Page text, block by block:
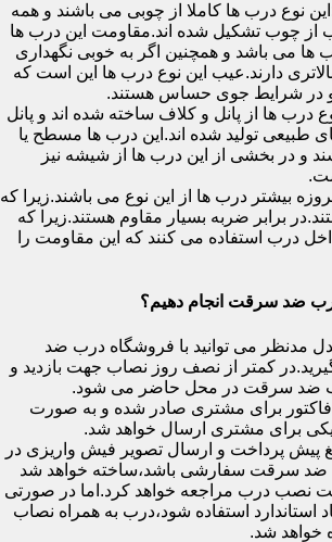
نوع درب ها کاملا از چوبی می باشند و همه
چوب تشکیل شده اند.مقاومت این درب ها
ها می باشد و همچنین اگر به خوبی نگهداری
دارند.عیب این نوع درب ها این است که
و در شرایط جوی حساس هستند.
درب ها از پانل و کلاف ساخته شده اند و پانل
طبیعی تولید شده اند.این درب ها مسطح یا
و در بخشی از این درب ها از شیشه نیز
بیشتر درب ها از این نوع می باشند.زیرا که
برابر ضربه بسیار مقاوم هستند.زیرا که
درب استفاده می کنند که این مقاومت را
درب ضد سرقت انجام دهیم؟
مدنظر می توانید با فروشگاه درب ضد
کمتر از نصف روز نصاب جهت بازدید و
ضد سرقت در محل حاضر می شود.
برای مشتری صادر شده و به صورت
برای مشتری ارسال خواهد شد.
پیش پرداخت و ارسال تصویر فیش واریزی در
سرقت سفارشی باشد،ساخته خواهد شد
درب مراجعه خواهد کرد.اما در صورتی
استاندارد استفاده شود،درب به همراه نصاب
خواهد شد.